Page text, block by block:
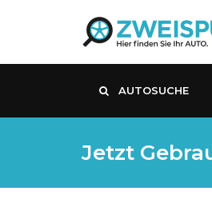
AUTOSUCHE
Jetzt